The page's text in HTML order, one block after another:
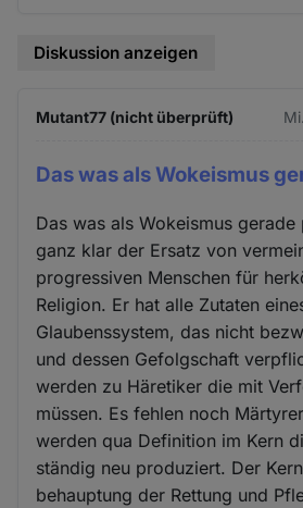
Diskussion anzeigen
Mutant77 (nicht überprüft)
Das was als Wokeismus
Das was als Wokeismus
ganz klar der Ersatz von
progressiven Menschen für
Religion. Er hat alle Zutaten
Glaubenssystem, das nicht
und dessen Gefolgschaft
werden zu Häretiker die mit
müssen. Es fehlen noch
werden qua Definition im Kern
ständig neu produziert. Der
behauptung der Rettung und